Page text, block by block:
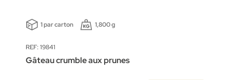
1 par carton 1,800 g
REF: 19841
Gâteau crumble aux prunes